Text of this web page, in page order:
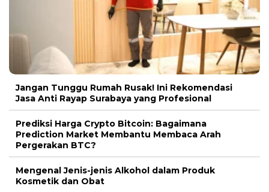
Jangan Tunggu Rumah Rusak! Ini Rekomendasi
Jasa Anti Rayap Surabaya yang Profesional
Prediksi Harga Crypto Bitcoin: Bagaimana
Prediction Market Membantu Membaca Arah
Pergerakan BTC?
Mengenal Jenis-jenis Alkohol dalam Produk
Kosmetik dan Obat